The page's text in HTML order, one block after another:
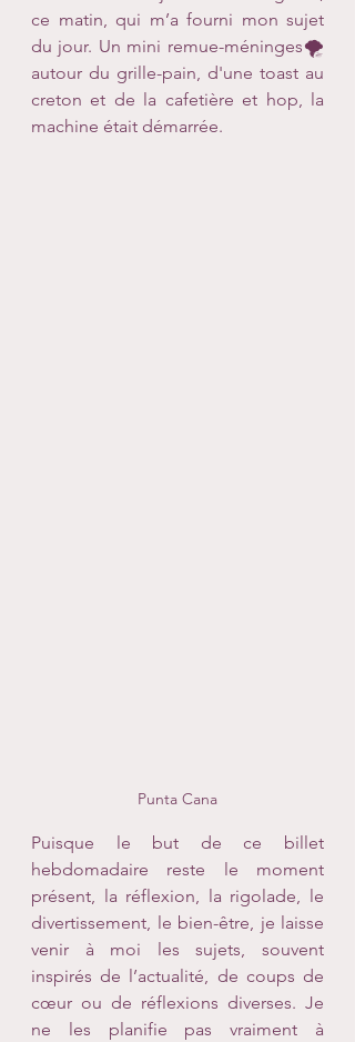
ce matin, qui m’a fourni mon sujet
du jour. Un mini remue-méninges🌪
autour du grille-pain, d'une toast au
creton et de la cafetière et hop, la
machine était démarrée.
Punta Cana
Puisque le but de ce billet
hebdomadaire reste le moment
présent, la réflexion, la rigolade, le
divertissement, le bien-être, je laisse
venir à moi les sujets, souvent
inspirés de l’actualité, de coups de
cœur ou de réflexions diverses. Je
ne les planifie pas vraiment à